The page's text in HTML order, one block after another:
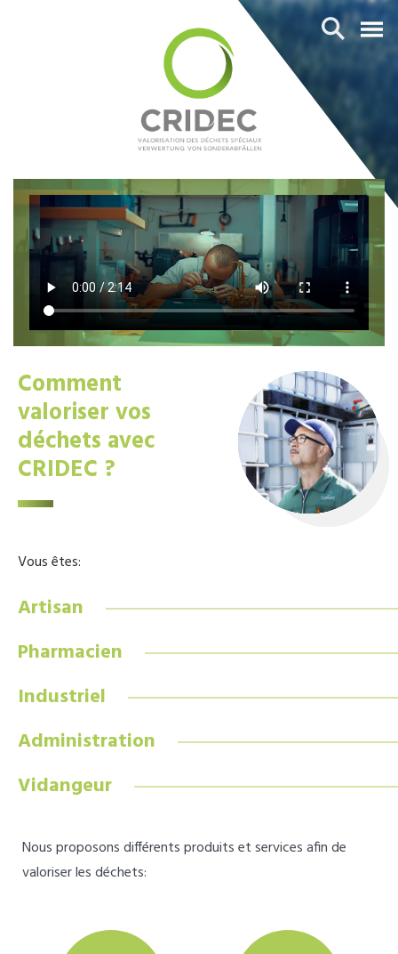
Comment
valoriser vos
déchets avec
CRIDEC ?
Vous êtes:
Artisan
Pharmacien
Industriel
Administration
Vidangeur
Nous proposons différents produits et services afin de
valoriser les déchets: